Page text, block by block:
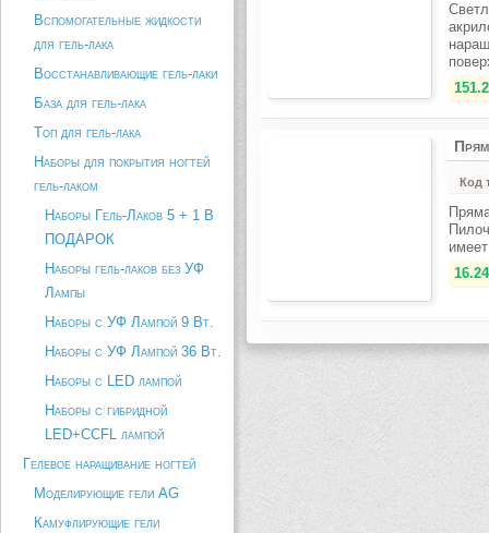
Вспомогательные жидкости
для гель-лака
Восстанавливающие гель-лаки
База для гель-лака
Топ для гель-лака
Наборы для покрытия ногтей
гель-лаком
Наборы Гель-Лаков 5 + 1 В
ПОДАРОК
Наборы гель-лаков без УФ
Лампы
Наборы с УФ Лампой 9 Вт.
Наборы с УФ Лампой 36 Вт.
Наборы с LED лампой
Наборы с гибридной
LED+CCFL лампой
Гелевое наращивание ногтей
Моделирующие гели AG
Камуфлирующие гели
Код